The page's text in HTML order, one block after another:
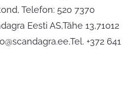
Telefon: 520 7370
Eesti AS,Tähe 13,71012
,Tel. +372 641